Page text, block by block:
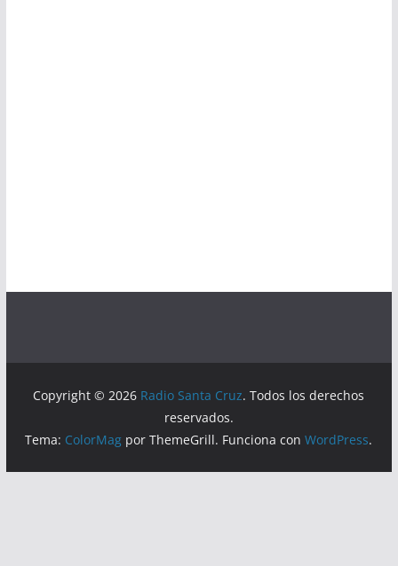
Copyright © 2026 Radio Santa Cruz. Todos los derechos
reservados.
Tema: ColorMag por ThemeGrill. Funciona conWordPress.